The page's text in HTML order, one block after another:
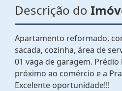
Descrição do
Apartamento reformado,
sacada, cozinha, área de
01 vaga de garagem.
próximo ao comércio e a
Excelente oportunidade!!!